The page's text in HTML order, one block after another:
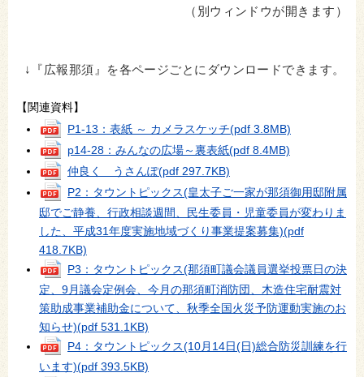
（別ウィンドウが開きます）
↓『広報那須』を各ページごとにダウンロードできます。
【関連資料】
P1-13：表紙 ～ カメラスケッチ(pdf 3.8MB)
p14-28：みんなの広場～裏表紙(pdf 8.4MB)
仲良く うさんぽ(pdf 297.7KB)
P2：タウントピックス(皇太子ご一家が那須御用邸附属
邸でご静養、行政相談週間、民生委員・児童委員が変わりま
した、平成31年度実施地域づくり事業提案募集)(pdf
418.7KB)
P3：タウントピックス(那須町議会議員選挙投票日の決
定、9月議会定例会、今月の那須町消防団、木造住宅耐震対
策助成事業補助金について、秋季全国火災予防運動実施のお
知らせ)(pdf 531.1KB)
P4：タウントピックス(10月14日(日)総合防災訓練を行
います)(pdf 393.5KB)